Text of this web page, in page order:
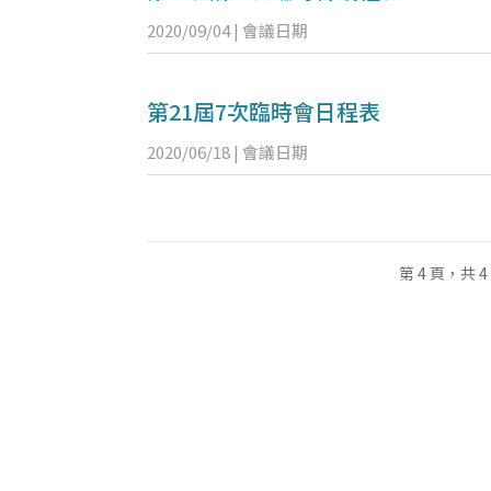
2020/09/04|會議日期
第21屆7次臨時會日程表
2020/06/18|會議日期
第 4 頁，共 4